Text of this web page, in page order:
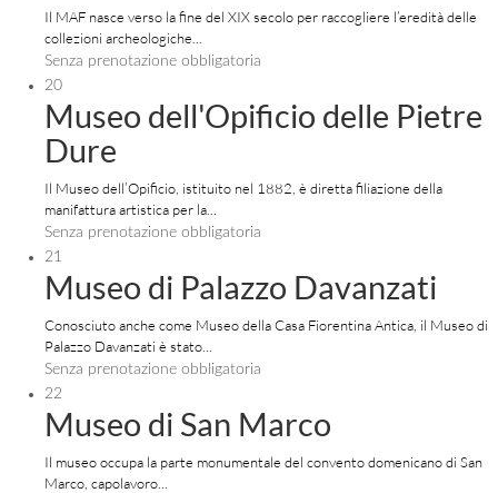
Il MAF nasce verso la fine del XIX secolo per raccogliere l’eredità delle
collezioni archeologiche...
Senza prenotazione obbligatoria
20
Museo dell'Opificio delle Pietre
Dure
Il Museo dell’Opificio, istituito nel 1882, è diretta filiazione della
manifattura artistica per la...
Senza prenotazione obbligatoria
21
Museo di Palazzo Davanzati
Conosciuto anche come Museo della Casa Fiorentina Antica, il Museo di
Palazzo Davanzati è stato...
Senza prenotazione obbligatoria
22
Museo di San Marco
Il museo occupa la parte monumentale del convento domenicano di San
Marco, capolavoro...